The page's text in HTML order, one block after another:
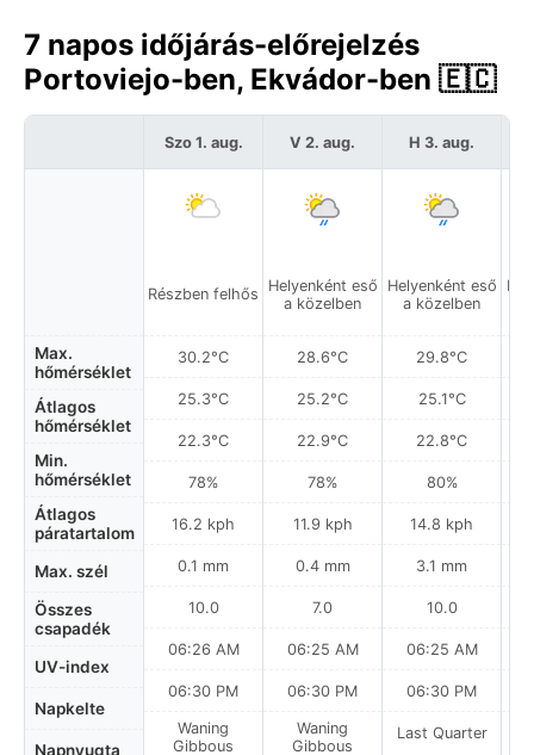
7 napos időjárás-előrejelzés
Portoviejo-ben, Ekvádor-ben 🇪🇨
Max.
hőmérséklet
Átlagos
hőmérséklet
Min.
hőmérséklet
Átlagos
páratartalom
Max. szél
Összes
csapadék
UV-index
Napkelte
Napnyugta
Szo 1. aug.
Részben felhős
30.2°C
25.3°C
22.3°C
78%
16.2 kph
0.1 mm
10.0
06:26 AM
06:30 PM
Waning
Gibbous
V 2. aug.
Helyenként eső
a közelben
28.6°C
25.2°C
22.9°C
78%
11.9 kph
0.4 mm
7.0
06:25 AM
06:30 PM
Waning
Gibbous
H 3. aug.
Helyenként eső
a közelben
29.8°C
25.1°C
22.8°C
80%
14.8 kph
3.1 mm
10.0
06:25 AM
06:30 PM
Last Quarter